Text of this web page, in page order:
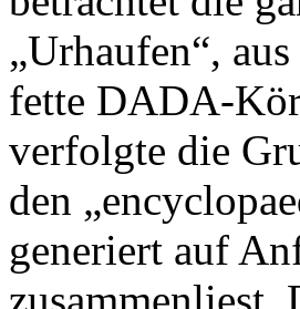
„Urhaufen“,
fette DADA-
verfolgte die
den
generiert auf